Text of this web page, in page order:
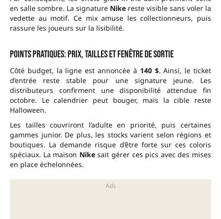
en salle sombre. La signature Nike reste visible sans voler la
vedette au motif. Ce mix amuse les collectionneurs, puis
rassure les joueurs sur la lisibilité.
Points pratiques: prix, tailles et fenêtre de sortie
Côté budget, la ligne est annoncée à 140 $. Ainsi, le ticket
d’entrée reste stable pour une signature jeune. Les
distributeurs confirment une disponibilité attendue fin
octobre. Le calendrier peut bouger, mais la cible reste
Halloween.
Les tailles couvriront l’adulte en priorité, puis certaines
gammes junior. De plus, les stocks varient selon régions et
boutiques. La demande risque d’être forte sur ces coloris
spéciaux. La maison Nikesait gérer ces pics avec des mises
en place échelonnées.